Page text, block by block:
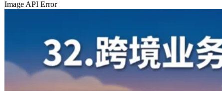
Image API Error